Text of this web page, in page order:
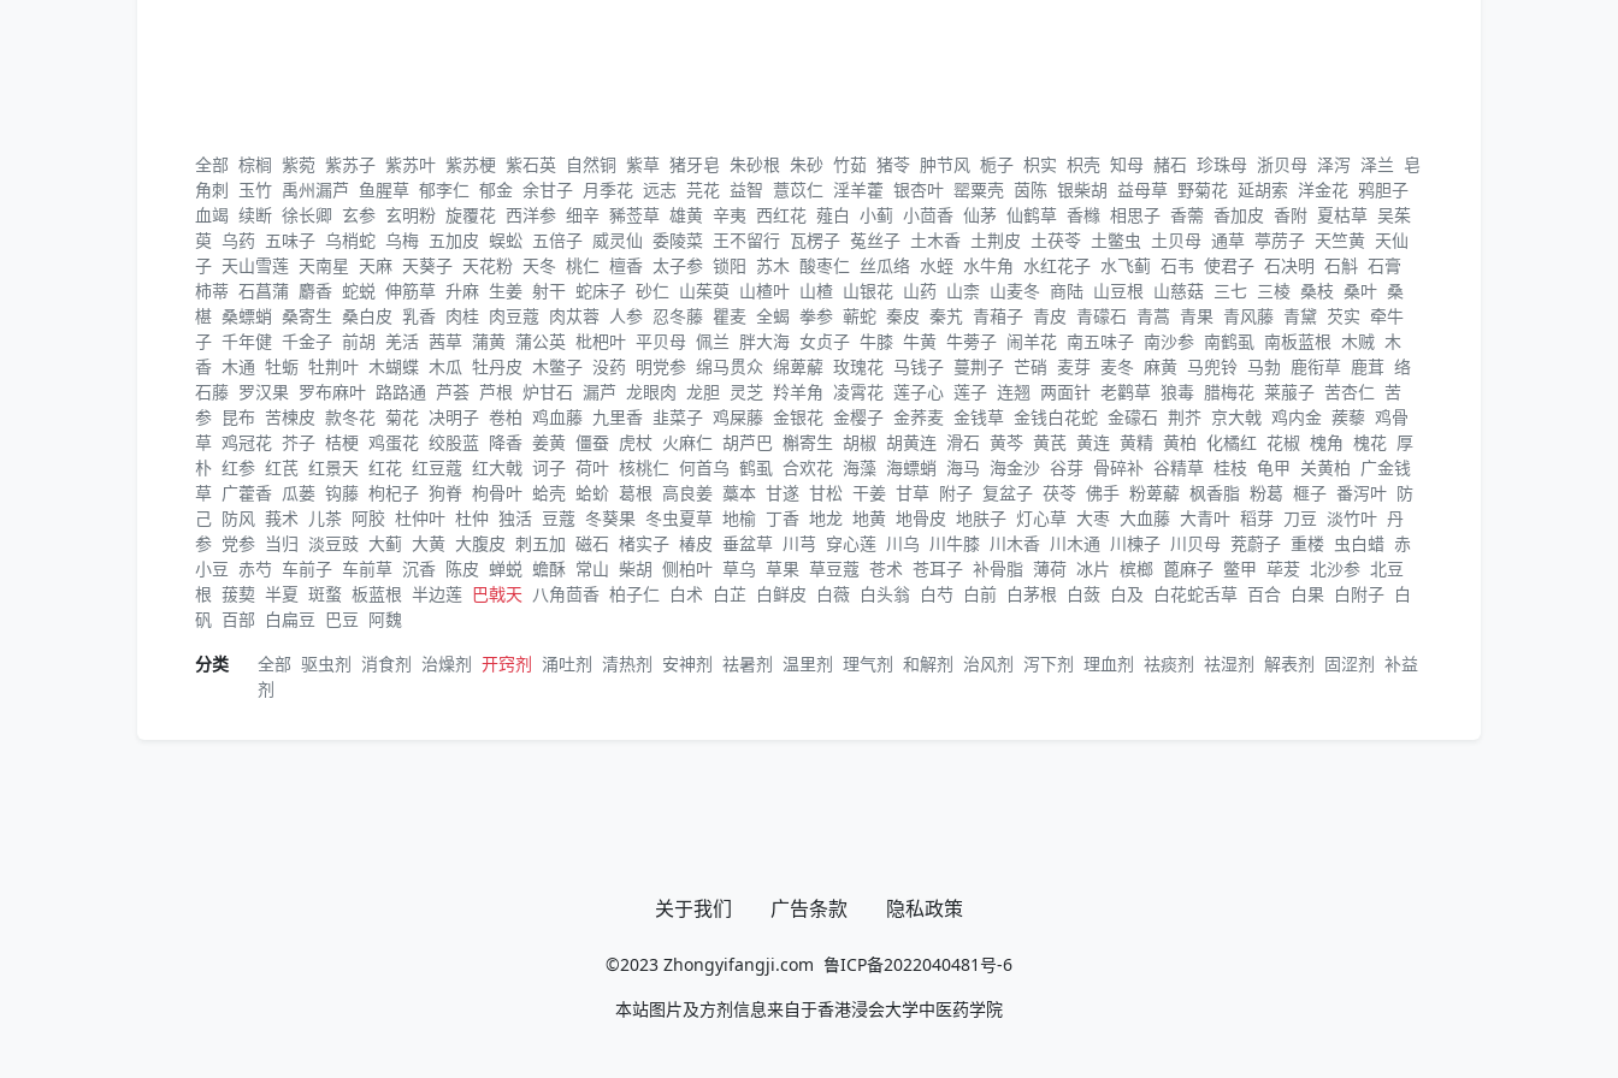
全部 棕榈 紫菀 紫苏子 紫苏叶 紫苏梗 紫石英 自然铜 紫草 猪牙皂 朱砂根 朱砂 竹茹 猪苓 肿节风 栀子 枳实 枳壳 知母 赭石 珍珠母 浙贝母 泽泻 泽兰 皂
角刺 玉竹 禹州漏芦 鱼腥草 郁李仁 郁金 余甘子 月季花 远志 芫花 益智 薏苡仁 淫羊藿 银杏叶 罂粟壳 茵陈 银柴胡 益母草 野菊花 延胡索 洋金花 鸦胆子
血竭 续断 徐长卿 玄参 玄明粉 旋覆花 西洋参 细辛 豨莶草 雄黄 辛夷 西红花 薤白 小蓟 小茴香 仙茅 仙鹤草 香橼 相思子 香薷 香加皮 香附 夏枯草 吴茱
萸 乌药 五味子 乌梢蛇 乌梅 五加皮 蜈蚣 五倍子 威灵仙 委陵菜 王不留行 瓦楞子 菟丝子 土木香 土荆皮 土茯苓 土鳖虫 土贝母 通草 葶苈子 天竺黄 天仙
子 天山雪莲 天南星 天麻 天葵子 天花粉 天冬 桃仁 檀香 太子参 锁阳 苏木 酸枣仁 丝瓜络 水蛭 水牛角 水红花子 水飞蓟 石韦 使君子 石决明 石斛 石膏
柿蒂 石菖蒲 麝香 蛇蜕 伸筋草 升麻 生姜 射干 蛇床子 砂仁 山茱萸 山楂叶 山楂 山银花 山药 山柰 山麦冬 商陆 山豆根 山慈菇 三七 三棱 桑枝 桑叶 桑
椹 桑螵蛸 桑寄生 桑白皮 乳香 肉桂 肉豆蔻 肉苁蓉 人参 忍冬藤 瞿麦 全蝎 拳参 蕲蛇 秦皮 秦艽 青葙子 青皮 青礞石 青蒿 青果 青风藤 青黛 芡实 牵牛
子 千年健 千金子 前胡 羌活 茜草 蒲黄 蒲公英 枇杷叶 平贝母 佩兰 胖大海 女贞子 牛膝 牛黄 牛蒡子 闹羊花 南五味子 南沙参 南鹤虱 南板蓝根 木贼 木
香 木通 牡蛎 牡荆叶 木蝴蝶 木瓜 牡丹皮 木鳖子 没药 明党参 绵马贯众 绵萆薢 玫瑰花 马钱子 蔓荆子 芒硝 麦芽 麦冬 麻黄 马兜铃 马勃 鹿衔草 鹿茸 络
石藤 罗汉果 罗布麻叶 路路通 芦荟 芦根 炉甘石 漏芦 龙眼肉 龙胆 灵芝 羚羊角 凌霄花 莲子心 莲子 连翘 两面针 老鹳草 狼毒 腊梅花 莱菔子 苦杏仁 苦
参 昆布 苦楝皮 款冬花 菊花 决明子 卷柏 鸡血藤 九里香 韭菜子 鸡屎藤 金银花 金樱子 金荞麦 金钱草 金钱白花蛇 金礞石 荆芥 京大戟 鸡内金 蒺藜 鸡骨
草 鸡冠花 芥子 桔梗 鸡蛋花 绞股蓝 降香 姜黄 僵蚕 虎杖 火麻仁 胡芦巴 槲寄生 胡椒 胡黄连 滑石 黄芩 黄芪 黄连 黄精 黄柏 化橘红 花椒 槐角 槐花 厚
朴 红参 红芪 红景天 红花 红豆蔻 红大戟 诃子 荷叶 核桃仁 何首乌 鹤虱 合欢花 海藻 海螵蛸 海马 海金沙 谷芽 骨碎补 谷精草 桂枝 龟甲 关黄柏 广金钱
草 广藿香 瓜蒌 钩藤 枸杞子 狗脊 枸骨叶 蛤壳 蛤蚧 葛根 高良姜 藁本 甘遂 甘松 干姜 甘草 附子 复盆子 茯苓 佛手 粉萆薢 枫香脂 粉葛 榧子 番泻叶 防
己 防风 莪术 儿茶 阿胶 杜仲叶 杜仲 独活 豆蔻 冬葵果 冬虫夏草 地榆 丁香 地龙 地黄 地骨皮 地肤子 灯心草 大枣 大血藤 大青叶 稻芽 刀豆 淡竹叶 丹
参 党参 当归 淡豆豉 大蓟 大黄 大腹皮 刺五加 磁石 楮实子 椿皮 垂盆草 川芎 穿心莲 川乌 川牛膝 川木香 川木通 川楝子 川贝母 茺蔚子 重楼 虫白蜡 赤
小豆 赤芍 车前子 车前草 沉香 陈皮 蝉蜕 蟾酥 常山 柴胡 侧柏叶 草乌 草果 草豆蔻 苍术 苍耳子 补骨脂 薄荷 冰片 槟榔 蓖麻子 鳖甲 荜茇 北沙参 北豆
根 菝葜 半夏 斑蝥 板蓝根 半边莲 巴戟天 八角茴香 柏子仁 白术 白芷 白鲜皮 白薇 白头翁 白芍 白前 白茅根 白蔹 白及 白花蛇舌草 百合 白果 白附子 白
矾 百部 白扁豆 巴豆 阿魏
分类
全部 驱虫剂 消食剂 治燥剂 开窍剂 涌吐剂 清热剂 安神剂 祛暑剂 温里剂 理气剂 和解剂 治风剂 泻下剂 理血剂 祛痰剂 祛湿剂 解表剂 固涩剂 补益
剂
关于我们 广告条款 隐私政策
©2023 Zhongyifangji.com 鲁ICP备2022040481号-6
本站图片及方剂信息来自于香港浸会大学中医药学院